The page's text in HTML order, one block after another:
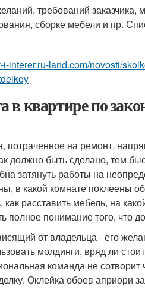
требований
сборке мебели и пр.
i-interer.ru-land.com/novosti/
в квартире по
потраченное на ремонт,
должно быть сделано, тем
затянуть работы на
в какой комнате поклеены
расставить мебель, на
полное понимание того, что
от владельца - его
молдинги, вряд ли
команда не
Оклейка обоев априори